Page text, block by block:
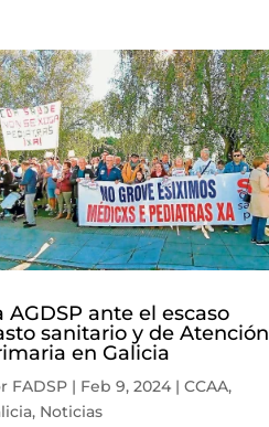
AGDSP ante el escaso
sanitario y de Atención
en Galicia
FADSP| Feb 9, 2024| CCAA,
, Noticias